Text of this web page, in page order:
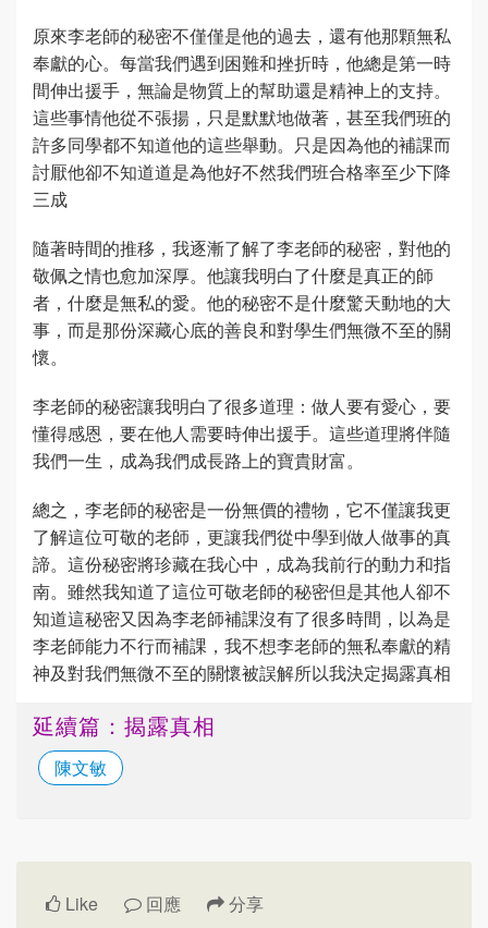
原來李老師的秘密不僅僅是他的過去，還有他那顆無私
奉獻的心。每當我們遇到困難和挫折時，他總是第一時
間伸出援手，無論是物質上的幫助還是精神上的支持。
這些事情他從不張揚，只是默默地做著，甚至我們班的
許多同學都不知道他的這些舉動。只是因為他的補課而
討厭他卻不知道道是為他好不然我們班合格率至少下降
三成
隨著時間的推移，我逐漸了解了李老師的秘密，對他的
敬佩之情也愈加深厚。他讓我明白了什麼是真正的師
者，什麼是無私的愛。他的秘密不是什麼驚天動地的大
事，而是那份深藏心底的善良和對學生們無微不至的關
懷。
李老師的秘密讓我明白了很多道理：做人要有愛心，要
懂得感恩，要在他人需要時伸出援手。這些道理將伴隨
我們一生，成為我們成長路上的寶貴財富。
總之，李老師的秘密是一份無價的禮物，它不僅讓我更
了解這位可敬的老師，更讓我們從中學到做人做事的真
諦。這份秘密將珍藏在我心中，成為我前行的動力和指
南。雖然我知道了這位可敬老師的秘密但是其他人卻不
知道這秘密又因為李老師補課沒有了很多時間，以為是
李老師能力不行而補課，我不想李老師的無私奉獻的精
神及對我們無微不至的關懷被誤解所以我決定揭露真相
延續篇：揭露真相
陳文敏
Like 回應 分享